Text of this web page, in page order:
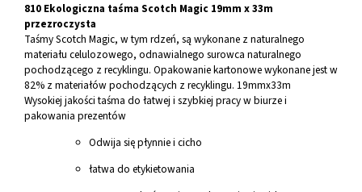
810 Ekologiczna taśma Scotch Magic 19mm x 33m
przezroczysta
Taśmy Scotch Magic, w tym rdzeń, są wykonane z naturalnego
materiału celulozowego, odnawialnego surowca naturalnego
pochodzącego z recyklingu. Opakowanie kartonowe wykonane jest w
82% z materiałów pochodzących z recyklingu. 19mmx33m
Wysokiej jakości taśma do łatwej i szybkiej pracy w biurze i
pakowania prezentów
Odwija się płynnie i cicho
łatwa do etykietowania